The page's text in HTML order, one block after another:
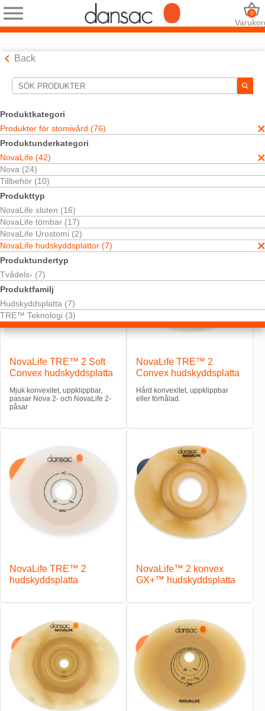
0
Back
Produktkategori
Produkter för stomivård (76)
Produktunderkategori
NovaLife (42)
Nova (24)
Tillbehör (10)
Produkttyp
NovaLife sluten (16)
NovaLife tömbar (17)
NovaLife Urostomi (2)
NovaLife hudskyddsplattor (7)
Produktundertyp
Tvådels- (7)
Produktfamilj
Hudskyddsplatta (7)
TRE™ Teknologi (3)
Sökverktyg
Dina val:
Produkter för stomivård
NovaLife
NovaLife hudskyddsplattor
Ditt val matchade7resultat
Sortera efter:
NovaLife TRE™ 2 Soft
Convex hudskyddsplatta
Mjuk konvexitet, uppklippbar,
passar Nova 2- och NovaLife 2-
påsar
NovaLife TRE™ 2
Convex hudskyddsplatta
Hård konvexitet, uppklippbar
eller förhålad.
NovaLife TRE™ 2
hudskyddsplatta
NovaLife™ 2 konvex
GX+™ hudskyddsplatta